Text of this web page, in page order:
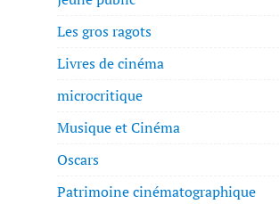
Les gros ragots
Livres de cinéma
microcritique
Musique et Cinéma
Oscars
Patrimoine cinématographique